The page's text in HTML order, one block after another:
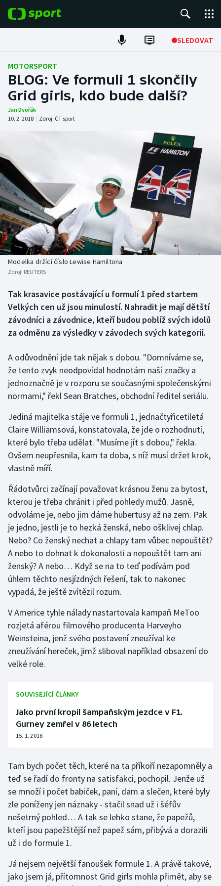
SLEDOVAT
Fotbal
Hokej
Tenis
Atletika
DALŠÍ SPORTY
Americký fotbal
Baseball a softbal
Basketbal
Biatlon
Boby a skeleton
Box
Dostihy
Florbal
Futsal
Golf
Gymnastika
Házená
Jezdectví
Judo
Krasobruslení
Lezení
Lyže a snowboard
Moderní pětiboj
Motorsport
Plavání
Ragby
Rychlobruslení
Rychlostní kanoistika
Short track
Sportovní střelba
NEPŘEHLÉDNĚTE
Soutěže
Historické návraty
Aplikace ČT sport
AZ kvíz
MOTORSPORT
BLOG: Ve formuli 1 skončily
Grid girls, kdo bude další?
Jan Dvořák
10. 2. 2018 | Zdroj: ČT sport
Modelka držící číslo Lewise Hamiltona
Zdroj: REUTERS
Tak krasavice postávající u formulí 1 před startem
Velkých cen už jsou minulostí. Nahradit je mají dětští
závodníci a závodnice, kteří budou poblíž svých idolů
za odměnu za výsledky v závodech svých kategorií.
A odůvodnění jde tak nějak s dobou. "Domníváme se,
že tento zvyk neodpovídal hodnotám naší značky a
jednoznačně je v rozporu se současnými společenskými
normami," řekl Sean Bratches, obchodní ředitel seriálu.
Jediná majitelka stáje ve formuli 1, jednačtyřicetiletá
Claire Williamsová, konstatovala, že jde o rozhodnutí,
které bylo třeba udělat. "Musíme jít s dobou," řekla.
Ovšem neupřesnila, kam ta doba, s níž musí držet krok,
vlastně míří.
Řádotvůrci začínají považovat krásnou ženu za bytost,
kterou je třeba chránit i před pohledy mužů. Jasně,
odvoláme je, nebo jim dáme hubertusy až na zem. Pak
je jedno, jestli je to hezká ženská, nebo ošklivej chlap.
Nebo? Co ženský nechat a chlapy tam vůbec nepouštět?
A nebo to dohnat k dokonalosti a nepouštět tam ani
ženský? A nebo… Když se na to teď podívám pod
úhlem těchto nesjízdných řešení, tak to nakonec
vypadá, že ještě zvítězil rozum.
V Americe tyhle nálady nastartovala kampaň MeToo
rozjetá aférou filmového producenta Harveyho
Weinsteina, jenž svého postavení zneužíval ke
zneužívání hereček, jimž sliboval například obsazení do
velké role.
SOUVISEJÍCÍ ČLÁNKY
Jako první kropil šampaňským jezdce v F1.
Gurney zemřel v 86 letech
15. 1. 2018
Tam bych počet těch, které na ta příkoří nezapomněly a
teď se řadí do fronty na satisfakci, pochopil. Jenže už
se množí i počet babiček, paní, dam a slečen, které byly
zle poníženy jen náznaky - stačil snad už i šéfův
nešetrný pohled… A tak se lehko stane, že papežů,
kteří jsou papežštější než papež sám, přibývá a dorazili
už i do formule 1.
Já nejsem největší fanoušek formule 1. A právě takové,
jako jsem já, přítomnost Grid girls mohla přimět, aby se